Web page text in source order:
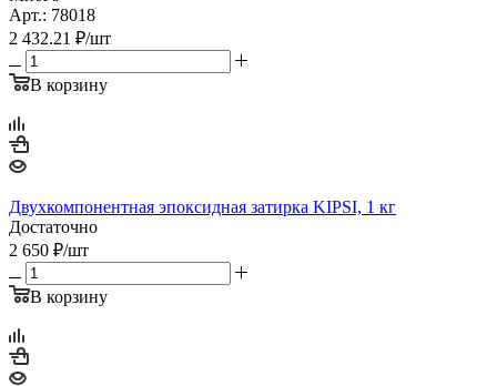
Арт.: 78018
2 432.21 ₽/шт
В корзину
Двухкомпонентная эпоксидная затирка KIPSI, 1 кг
Достаточно
2 650 ₽/шт
В корзину